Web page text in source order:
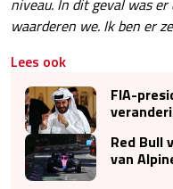
waarderen we. Ik ben er
Lees ook
FIA-
Red Bull
van